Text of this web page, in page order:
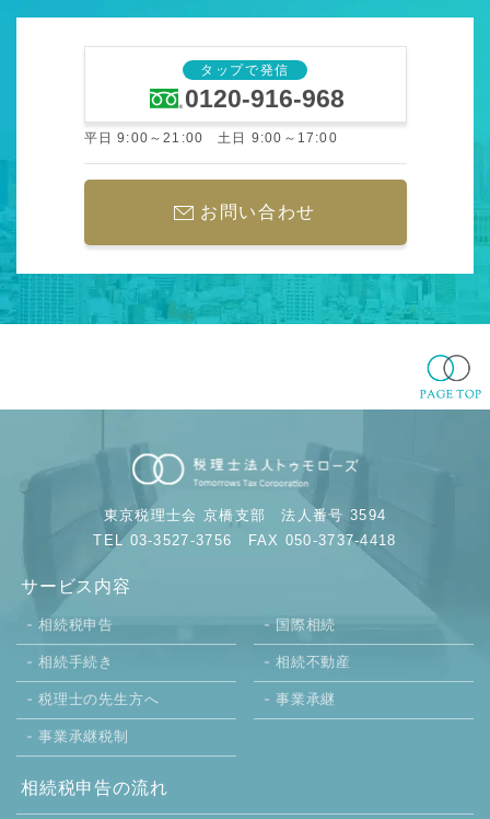
タップで発信
0120-916-968
平日 9:00～21:00 土日 9:00～17:00
お問い合わせ
東京税理士会 京橋支部法人番号 3594
TEL 03-3527-3756 FAX 050-3737-4418
サービス内容
相続税申告 国際相続
相続手続き 相続不動産
税理士の先生方へ 事業承継
事業承継税制
相続税申告の流れ